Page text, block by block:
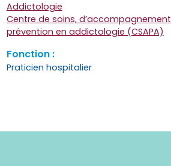
Addictologie
Centre de soins,
prévention en addictologie (CSAPA)
Fonction :
Praticien hospitalier